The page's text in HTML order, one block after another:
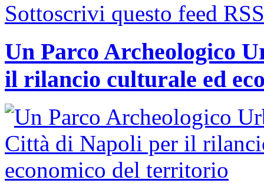
Sottoscrivi questo feed RSS
Un Parco Archeologico
il rilancio culturale ed